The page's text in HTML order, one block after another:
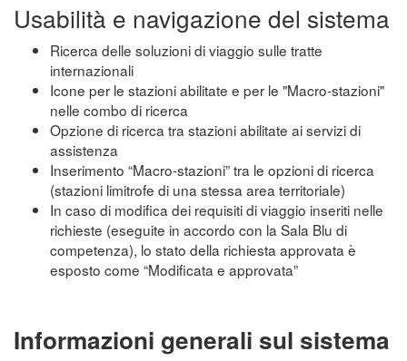
Usabilità e navigazione del sistema
Ricerca delle soluzioni di viaggio sulle tratte
internazionali
Icone per le stazioni abilitate e per le "Macro-stazioni"
nelle combo di ricerca
Opzione di ricerca tra stazioni abilitate ai servizi di
assistenza
Inserimento “Macro-stazioni” tra le opzioni di ricerca
(stazioni limitrofe di una stessa area territoriale)
In caso di modifica dei requisiti di viaggio inseriti nelle
richieste (eseguite in accordo con la Sala Blu di
competenza), lo stato della richiesta approvata è
esposto come “Modificata e approvata”
Informazioni generali sul sistema